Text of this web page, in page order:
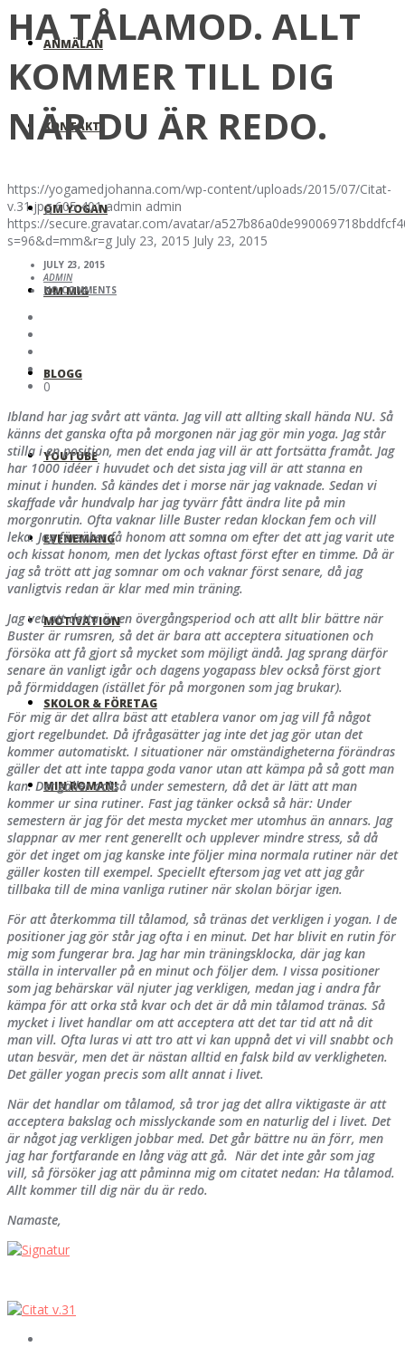
ANMÄLAN
KONTAKT
OM YOGAN
OM MIG
BLOGG
YOUTUBE
EVENEMANG
MOTIVATION
SKOLOR & FÖRETAG
MIN ROMAN!
HA TÅLAMOD. ALLT
KOMMER TILL DIG
NÄR DU ÄR REDO.
https://yogamedjohanna.com/wp-content/uploads/2015/07/Citat-
v.31.jpg 605 401 admin admin
https://secure.gravatar.com/avatar/
s=96&d=mm&r=g July 23, 2015 July 23, 2015
JULY 23, 2015
ADMIN
NO COMMENTS
0
Ibland har jag svårt att vänta. Jag vill att allting skall hända NU. Så
känns det ganska ofta på morgonen när jag gör min yoga. Jag står
stilla i en position, men det enda jag vill är att fortsätta framåt. Jag
har 1000 idéer i huvudet och det sista jag vill är att stanna en
minut i hunden. Så kändes det i morse när jag vaknade. Sedan vi
skaffade vår hundvalp har jag tyvärr fått ändra lite på min
morgonrutin. Ofta vaknar lille Buster redan klockan fem och vill
leka. Jag försöker få honom att somna om efter det att jag varit ute
och kissat honom, men det lyckas oftast först efter en timme. Då är
jag så trött att jag somnar om och vaknar först senare, då jag
vanligtvis redan är klar med min träning.
Jag vet att detta är en övergångsperiod och att allt blir bättre när
Buster är rumsren, så det är bara att acceptera situationen och
försöka att få gjort så mycket som möjligt ändå. Jag sprang därför
senare än vanligt igår och dagens yogapass blev också först gjort
på förmiddagen (istället för på morgonen som jag brukar).
För mig är det allra bäst att etablera vanor om jag vill få något
gjort regelbundet. Då ifrågasätter jag inte det jag gör utan det
kommer automatiskt. I situationer när omständigheterna förändras
gäller det att inte tappa goda vanor utan att kämpa på så gott man
kan. Det gäller också under semestern, då det är lätt att man
kommer ur sina rutiner. Fast jag tänker också så här: Under
semestern är jag för det mesta mycket mer utomhus än annars. Jag
slappnar av mer rent generellt och upplever mindre stress, så då
gör det inget om jag kanske inte följer mina normala rutiner när det
gäller kosten till exempel. Speciellt eftersom jag vet att jag går
tillbaka till de mina vanliga rutiner när skolan börjar igen.
För att återkomma till tålamod, så tränas det verkligen i yogan. I de
positioner jag gör står jag ofta i en minut. Det har blivit en rutin för
mig som fungerar bra. Jag har min träningsklocka, där jag kan
ställa in intervaller på en minut och följer dem. I vissa positioner
som jag behärskar väl njuter jag verkligen, medan jag i andra får
kämpa för att orka stå kvar och det är då min tålamod tränas. Så
mycket i livet handlar om att acceptera att det tar tid att nå dit
man vill. Ofta luras vi att tro att vi kan uppnå det vi vill snabbt och
utan besvär, men det är nästan alltid en falsk bild av verkligheten.
Det gäller yogan precis som allt annat i livet.
När det handlar om tålamod, så tror jag det allra viktigaste är att
acceptera bakslag och misslyckande som en naturlig del i livet. Det
är något jag verkligen jobbar med. Det går bättre nu än förr, men
jag har fortfarande en lång väg att gå. När det inte går som jag
vill, så försöker jag att påminna mig om citatet nedan: Ha tålamod.
Allt kommer till dig när du är redo.
Namaste,